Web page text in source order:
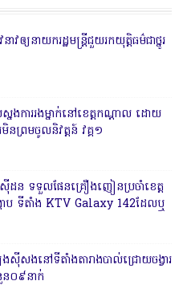
យនាយករដ្ឋមន្ត្រីជួយរកយុត្តិធម៌ជាថ្នូរ
នងការរងម្នាក់នៅខេត្តកណ្ដាល ដោយ
មិនព្រមចូលនិវត្តន៍ វគ្គ១
ដន ទទួលផែនគ្រឿងញៀនប្រចាំខេត្ត
ាប ទីតាំង KTV Galaxy 142ដែលឬ
ែងស៊ីសងនៅទីតាំងតារាងបាល់ជ្រោយចង្វារ
ន០៩នាក់